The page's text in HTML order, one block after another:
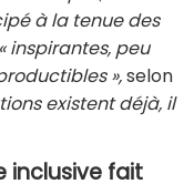
à la tenue des
« inspirantes, peu
»,selon
existent déjà, il
inclusive fait